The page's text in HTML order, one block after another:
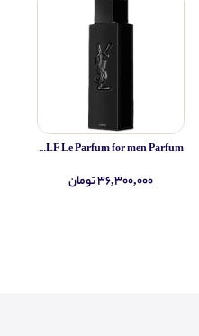
Yves Saint Laurent MYSLF Le Parfum for men Parfum
۳۶,۳۰۰,۰۰۰ تومان